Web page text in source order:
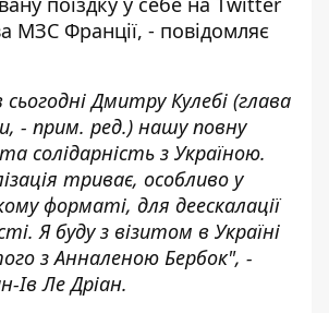
МЗС Франції, - повідомляє
сьогодні Дмитру Кулебі (глава
- прим. ред.) нашу повну
солідарність з Україною.
триває, особливо у
форматі, для деескалації
Я буду з візитом в Україні
з Анналеною Бербок", -
Ів Ле Дріан.